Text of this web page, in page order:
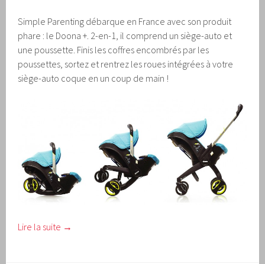
Simple Parenting débarque en France avec son produit
phare : le Doona +. 2-en-1, il comprend un siège-auto et
une poussette. Finis les coffres encombrés par les
poussettes, sortez et rentrez les roues intégrées à votre
siège-auto coque en un coup de main !
Lire la suite →